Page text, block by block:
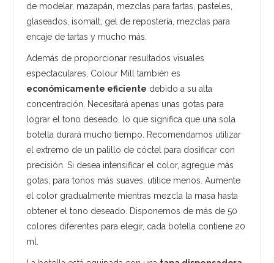
de modelar, mazapán, mezclas para tartas, pasteles,
glaseados, isomalt, gel de repostería, mezclas para
encaje de tartas y mucho más.
Además de proporcionar resultados visuales
espectaculares, Colour Mill también es
económicamente eficiente debido a su alta
concentración. Necesitará apenas unas gotas para
lograr el tono deseado, lo que significa que una sola
botella durará mucho tiempo. Recomendamos utilizar
el extremo de un palillo de cóctel para dosificar con
precisión. Si desea intensificar el color, agregue más
gotas; para tonos más suaves, utilice menos. Aumente
el color gradualmente mientras mezcla la masa hasta
obtener el tono deseado. Disponemos de más de 50
colores diferentes para elegir, cada botella contiene 20
ml.